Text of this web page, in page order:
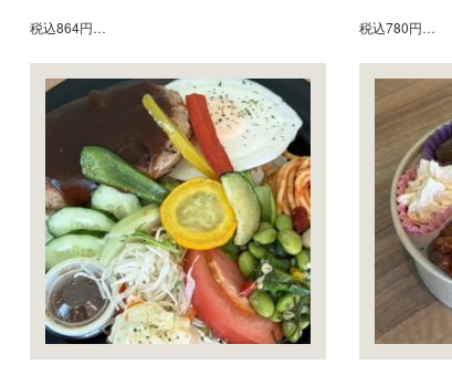
税込864円… 税込780円…